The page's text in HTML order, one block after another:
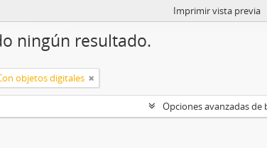
Imprimir vista previa
ningún resultado.
objetos digitales
Opciones avanzadas de